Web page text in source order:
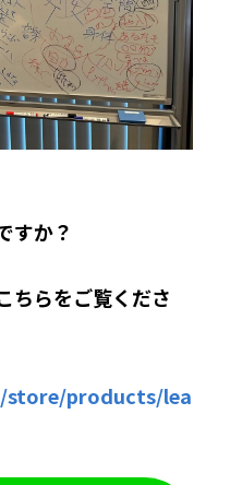
すか？
ちらをご覧くださ
products/lea